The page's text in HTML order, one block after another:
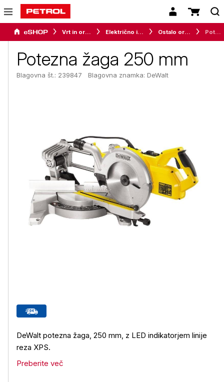
Vrt in orodje Električno in akumulatorsko orodje Ostalo orodje
Potezna žaga 250 mm
Blagovna št.: 239847 Blagovna znamka: DeWalt
DeWalt potezna žaga, 250 mm, z LED indikatorjem linije
reza XPS.
Preberite več